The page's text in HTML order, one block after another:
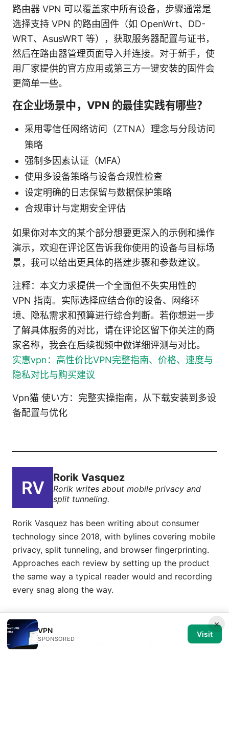
路由器 VPN 可以覆盖家中所有设备，步骤通常是
选择支持 VPN 的路由固件（如 OpenWrt、DD-
WRT、AsusWRT 等），获取服务器配置与证书，
然后在路由器管理页面导入并连接。对于新手，使
用厂家提供的官方应用或第三方一键安装的固件会
更简单一些。
在企业场景中，VPN 的最佳实践有哪些？
采用零信任网络访问（ZTNA）理念与分段访问
策略
强制多因素认证（MFA）
使用多设备策略与设备合规性检查
设定明确的日志保留与数据保护策略
合规审计与定期安全评估
如果你对本文的某个部分想要更深入的示例和操作
演示，欢迎在评论区告诉我你使用的设备与目标场
景，我可以给出更具体的搭建步骤和参数建议。
注释：本文力求提供一个全面但不失实用性的
VPN 指南。实际选择应结合你的设备、网络环
境、隐私需求和预算进行综合判断。若你想进一步
了解具体服务的对比，请在评论区留下你关注的商
家名称，我会在后续视频中做详细评测与对比。
实惠vpn：高性价比VPN完整指南、价格、速度与
隐私对比与购买建议
Vpn猫 使い方：完整实操指南，从下载安装到多设
备配置与优化
Rorik Vasquez
Rorik writes about mobile privacy and
split tunneling.
Rorik Vasquez has been writing about consumer
technology since 2018, with bylines covering mobile
privacy, split tunneling, and browser fingerprinting.
Approaches each review by setting up the product
the same way a typical reader would and recording
every snag along the way.
×
VPN
SPONSORED
Visit
© 2026 Medical Review Editorial LLC. All rights reserved.